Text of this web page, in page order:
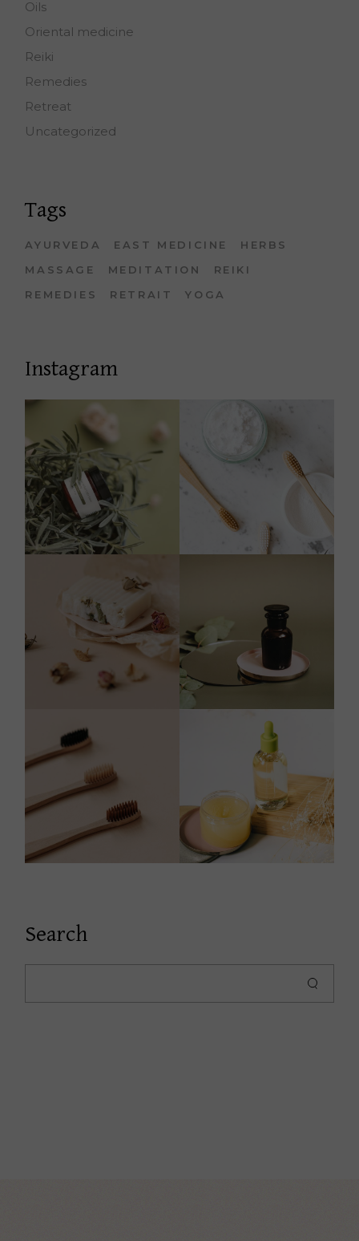
Oils
Oriental medicine
Reiki
Remedies
Retreat
Uncategorized
Tags
AYURVEDA EAST MEDICINE
HERBS
MASSAGE
MEDITATION
REIKI
REMEDIES
RETRAIT YOGA
Instagram
Search